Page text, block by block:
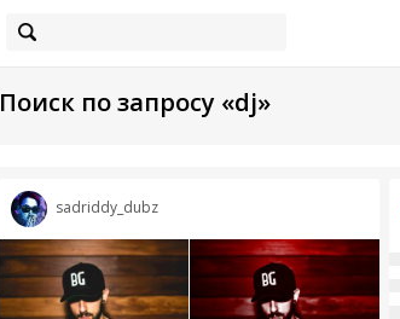
Поиск по запросу «dj»
sadriddy_dubz